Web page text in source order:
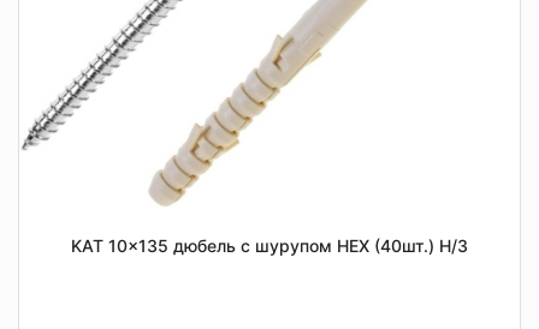
KAT 10x135 дюбель с шурупом HEX (40шт.) Н/З